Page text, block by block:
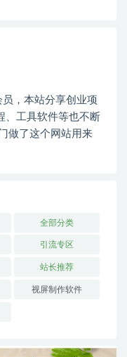
，本站分享创业项
、工具软件等也不断
做了这个网站用来
全部分类
引流专区
站长推荐
视屏制作软件